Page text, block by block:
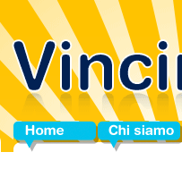
Home Chi siamo